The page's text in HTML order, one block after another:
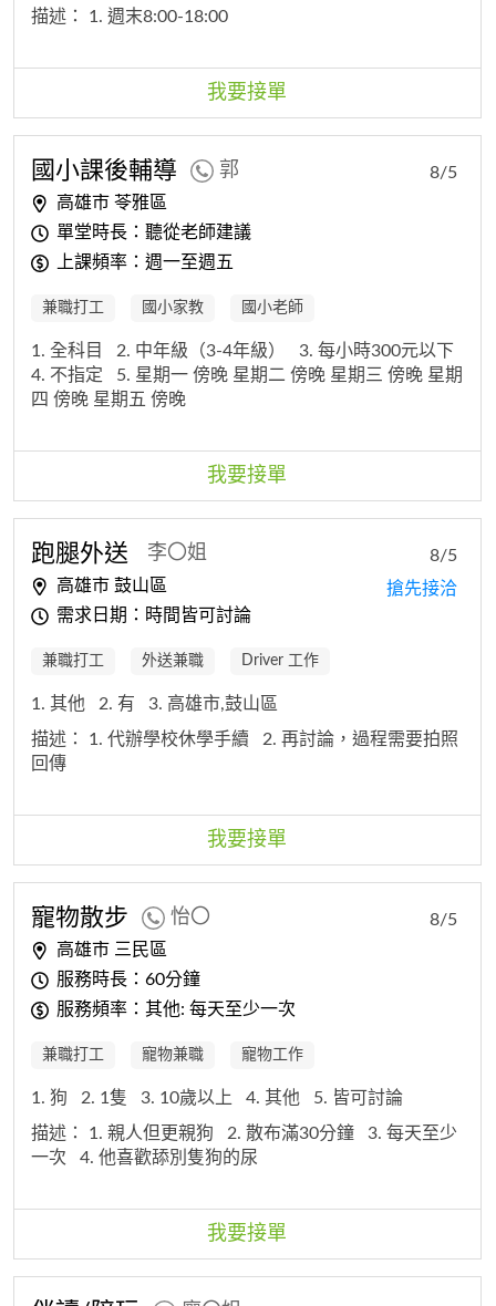
描述： 1. 週末8:00-18:00
我要接單
國小課後輔導 郭
高雄市 苓雅區
單堂時長：聽從老師建議
上課頻率：週一至週五
8/5
兼職打工 國小家教 國小老師
1. 全科目 2. 中年級（3-4年級）
3. 每小時300元以下
4. 不指定
5. 星期一 傍晚 星期二 傍晚 星期三 傍晚 星期
四 傍晚 星期五 傍晚
我要接單
跑腿外送 李〇姐
高雄市 鼓山區
需求日期：時間皆可討論
8/5
搶先接洽
兼職打工 外送兼職 Driver 工作
1. 其他 2. 有
3. 高雄市,鼓山區
描述： 1. 代辦學校休學手續
2. 再討論，過程需要拍照
回傳
我要接單
寵物散步 怡〇
高雄市 三民區
服務時長：60分鐘
服務頻率：其他: 每天至少一次
8/5
兼職打工 寵物兼職 寵物工作
1. 狗 2. 1隻 3. 10歲以上 4. 其他
5. 皆可討論
描述： 1. 親人但更親狗 2. 散布滿30分鐘
3. 每天至少
一次
4. 他喜歡舔別隻狗的尿
我要接單